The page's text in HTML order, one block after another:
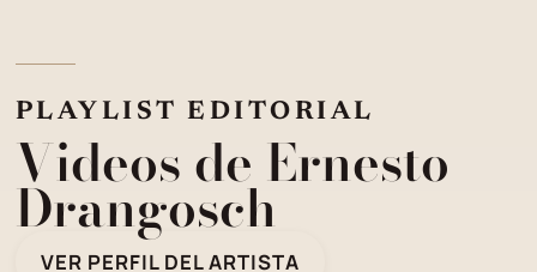
PLAYLIST EDITORIAL
Videos de Ernesto
Drangosch
VER PERFIL DEL ARTISTA